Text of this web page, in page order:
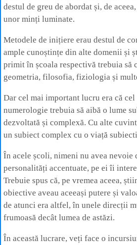
destul de greu de abordat și, de
unor minți luminate.
Metodele de inițiere erau destul de
ample cunoștințe din alte domenii și
primit în școala respectivă trebuia să
geometria, filosofia, fiziologia și
Dar cel mai important lucru era că
numerologie trebuia să aibă o lume
dezvoltată și complexă. Cu alte
un subiect complex cu o viață
În acele școli, nimeni nu avea nevoie
personalități accentuate, pe ei îi
Trebuie spus că, pe vremea aceea,
obiective aveau aceeași putere și
de atunci era altfel, în unele direcții
frumoasă decât lumea de astăzi.
În această lucrare, veți face o